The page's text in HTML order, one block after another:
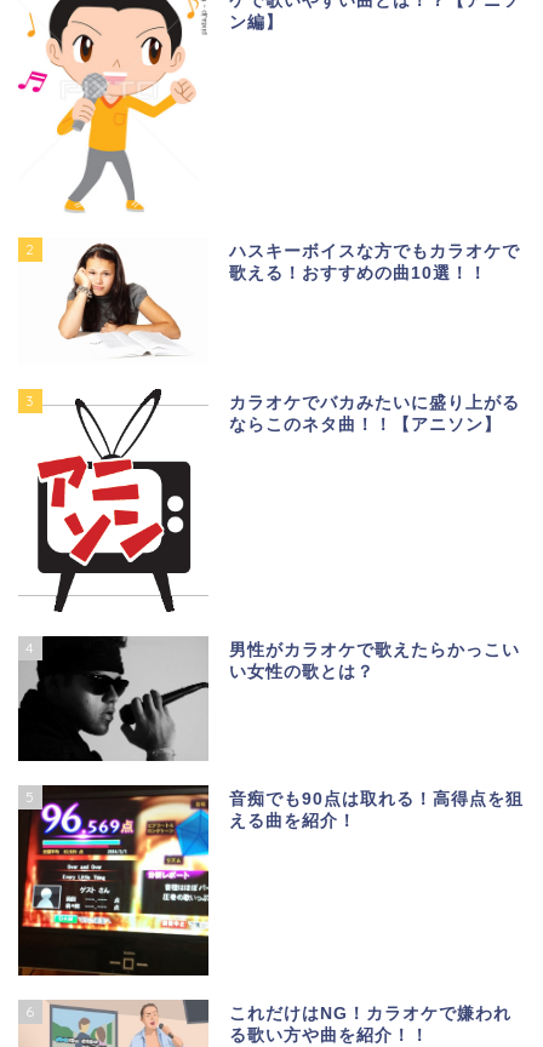
ン編】
2
ハスキーボイスな方でもカラオケで
歌える！おすすめの曲10選！！
3
カラオケでバカみたいに盛り上がる
ならこのネタ曲！！【アニソン】
4
男性がカラオケで歌えたらかっこい
い女性の歌とは？
5
音痴でも90点は取れる！高得点を狙
える曲を紹介！
6
これだけはNG！カラオケで嫌われ
る歌い方や曲を紹介！！